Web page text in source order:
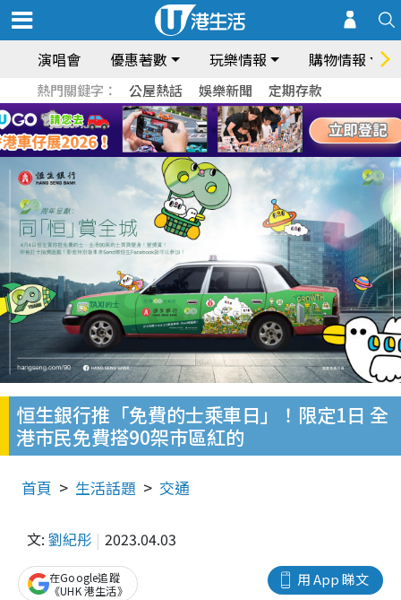
演唱會 優惠著數 玩樂情報 購物情報
熱門關鍵字： 公屋熱話 娛樂新聞 定期存款
恒生銀行推「免費的士乘車日」！限定1日 全
港市民免費搭90架市區紅的
首頁 生活話題 交通
文: 劉紀彤 2023.04.03
用 App 睇文
在Google追蹤
《UHK 港生活》